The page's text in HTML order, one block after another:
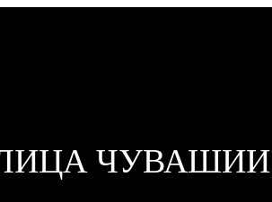
ЧУВАШИИ